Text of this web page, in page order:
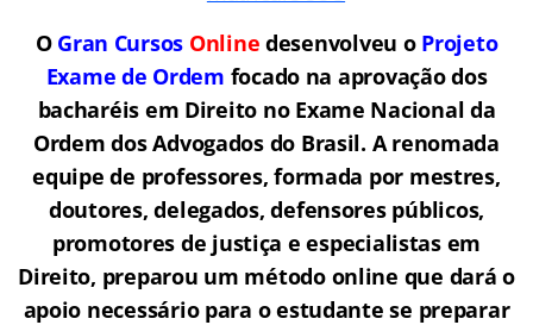
O Gran Cursos Online desenvolveu o Projeto
Exame de Ordem focado na aprovação dos
bacharéis em Direito no Exame Nacional da
Ordem dos Advogados do Brasil. A renomada
equipe de professores, formada por mestres,
doutores, delegados, defensores públicos,
promotores de justiça e especialistas em
Direito, preparou um método online que dará o
apoio necessário para o estudante se preparar